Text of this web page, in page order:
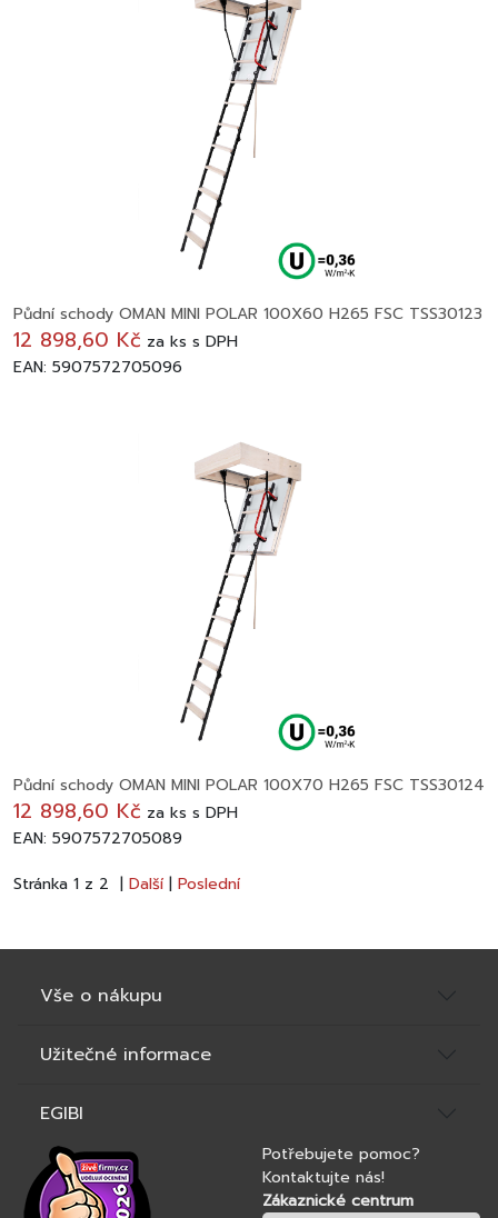
Půdní schody OMAN MINI POLAR 100X60 H265 FSC TSS30123
12 898,60 Kč za ks s DPH
EAN: 5907572705096
Půdní schody OMAN MINI POLAR 100X70 H265 FSC TSS30124
12 898,60 Kč za ks s DPH
EAN: 5907572705089
Stránka 1 z 2 | Další | Poslední
Vše o nákupu
Užitečné informace
EGIBI
Potřebujete pomoc?
Kontaktujte nás!
Zákaznické centrum